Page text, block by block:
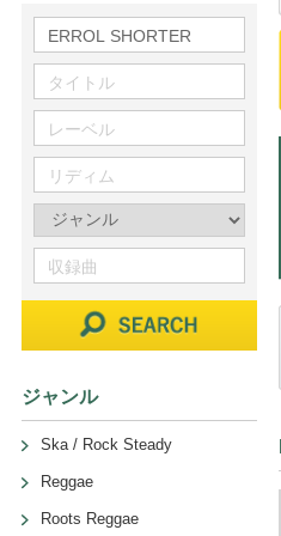
ジャンル
Ska / Rock Steady
Reggae
Roots Reggae